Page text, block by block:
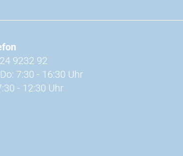
9232 92
7:30 - 16:30 Uhr
- 12:30 Uhr